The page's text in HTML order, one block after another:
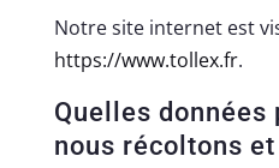
Notre site internet est
https://www.tollex.fr.
Quelles données
nous récoltons